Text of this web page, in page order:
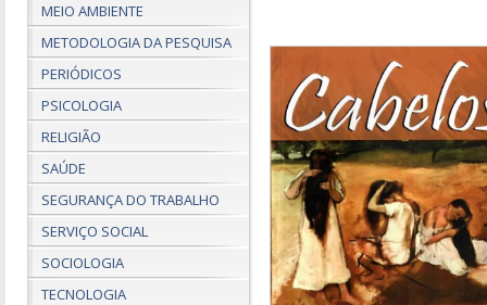
MEIO AMBIENTE
METODOLOGIA DA PESQUISA
PERIÓDICOS
PSICOLOGIA
RELIGIÃO
SAÚDE
SEGURANÇA DO TRABALHO
SERVIÇO SOCIAL
SOCIOLOGIA
TECNOLOGIA